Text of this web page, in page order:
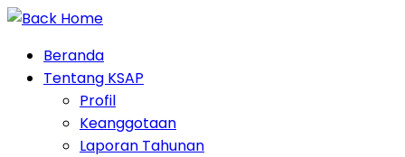
Skip
contentBeranda
Tentang KSAP
Profil
Keanggotaan
Laporan Tahunan